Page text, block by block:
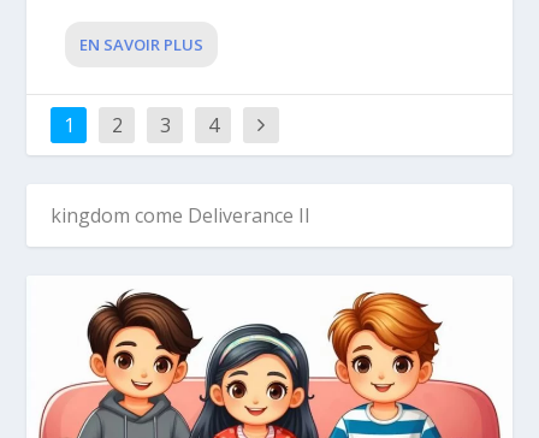
EN SAVOIR PLUS
1 2 3 4